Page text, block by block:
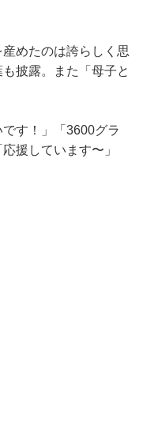
めたのは誇らしく思
披露。また「母子と
す！」「3600グラ
援しています〜」